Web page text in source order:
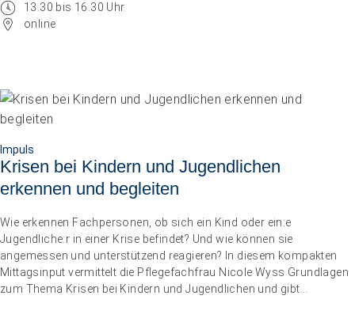
Impuls
Umgang mit verhaltensbezogenen und psychologischen
20.08.2026 online
13.30 bis 16.30 Uhr
online
Impuls
Krisen bei Kindern und Jugendlichen
erkennen und begleiten
Wie erkennen Fachpersonen, ob sich ein Kind oder ein:e
Jugendliche:r in einer Krise befindet? Und wie können sie
angemessen und unterstützend reagieren? In diesem kompakten
Mittagsinput vermittelt die Pflegefachfrau Nicole Wyss Grundlagen
zum Thema Krisen bei Kindern und Jugendlichen und gibt